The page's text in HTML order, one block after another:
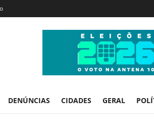
DENÚNCIAS CIDADES GERAL